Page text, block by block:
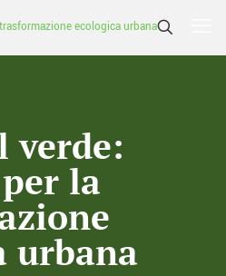
verde:
la
urbana